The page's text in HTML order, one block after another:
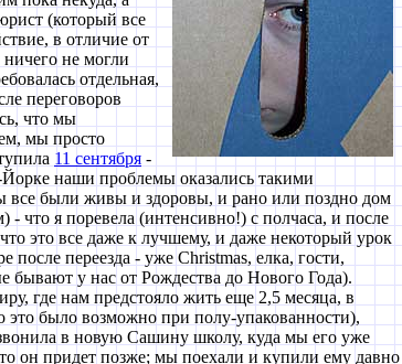
(который все
в отличие от
не могли
отдельная,
переговоров
что мы
мы просто
11 сентября -
наши проблемы оказались такими
все были живы и здоровы, и рано или поздно дом
что я поревела (интенсивно!) с полчаса, и после
это все даже к лучшему, и даже некоторый урок
после переезда - уже Christmas, елка, гости,
бывают у нас от Рождества до Нового Года).
где нам предстояло жить еще 2,5 месяца, в
это было возможно при полу-упакованности),
в новую Сашину школу, куда мы его уже
он придет позже; мы поехали и купили ему давно